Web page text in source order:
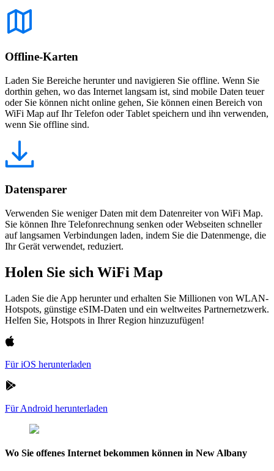
Offline-Karten
Laden Sie Bereiche herunter und navigieren Sie offline. Wenn Sie
dorthin gehen, wo das Internet langsam ist, sind mobile Daten teuer
oder Sie können nicht online gehen, Sie können einen Bereich von
WiFi Map auf Ihr Telefon oder Tablet speichern und ihn verwenden,
wenn Sie offline sind.
Datensparer
Verwenden Sie weniger Daten mit dem Datenreiter von WiFi Map.
Sie können Ihre Telefonrechnung senken oder Webseiten schneller
auf langsamen Verbindungen laden, indem Sie die Datenmenge, die
Ihr Gerät verwendet, reduziert.
Holen Sie sich WiFi Map
Laden Sie die App herunter und erhalten Sie Millionen von WLAN-
Hotspots, günstige eSIM-Daten und ein weltweites Partnernetzwerk.
Helfen Sie, Hotspots in Ihrer Region hinzuzufügen!
Für iOS herunterladen
Für Android herunterladen
Wo Sie offenes Internet bekommen können in New Albany